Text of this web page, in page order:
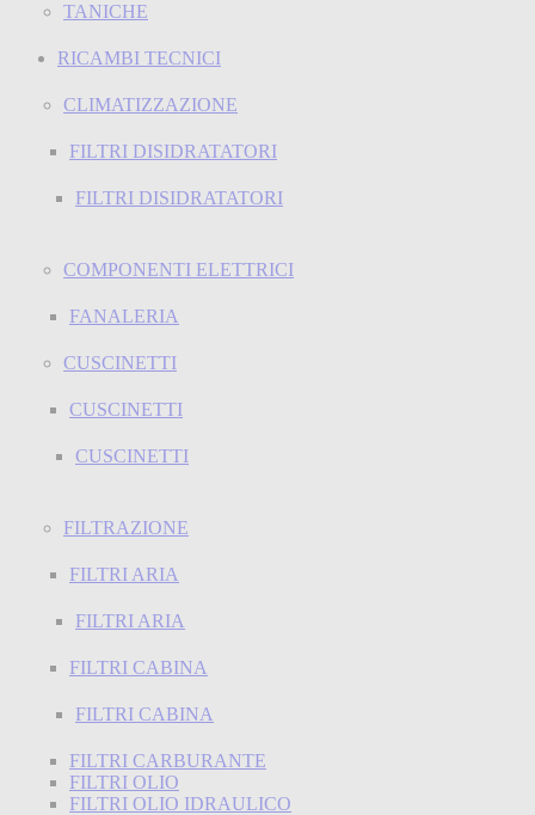
TANICHE
RICAMBI TECNICI
CLIMATIZZAZIONE
FILTRI DISIDRATATORI
FILTRI DISIDRATATORI
COMPONENTI ELETTRICI
FANALERIA
CUSCINETTI
CUSCINETTI
CUSCINETTI
FILTRAZIONE
FILTRI ARIA
FILTRI ARIA
FILTRI CABINA
FILTRI CABINA
FILTRI CARBURANTE
FILTRI OLIO
FILTRI OLIO IDRAULICO